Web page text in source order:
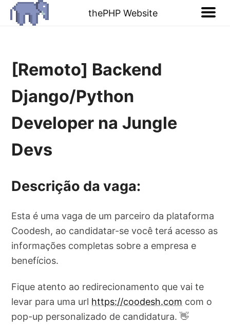
thePHP Website
[Remoto] Backend
Django/Python
Developer na Jungle
Devs
Descrição da vaga:
Esta é uma vaga de um parceiro da plataforma
Coodesh, ao candidatar-se você terá acesso as
informações completas sobre a empresa e
benefícios.
Fique atento ao redirecionamento que vai te
levar para uma url https://coodesh.com com o
pop-up personalizado de candidatura. 👋